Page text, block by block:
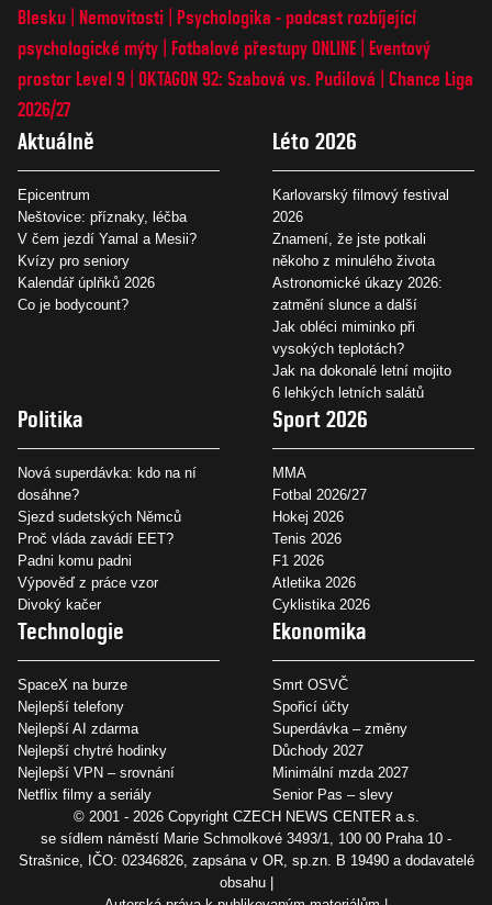
Blesku
Nemovitosti
Psychologika - podcast rozbíjející
psychologické mýty
Fotbalové přestupy ONLINE
Eventový
prostor Level 9 OKTAGON 92: Szabová vs. Pudilová
Chance Liga
2026/27
Aktuálně
Epicentrum
Neštovice: příznaky, léčba
V čem jezdí Yamal a Mesii?
Kvízy pro seniory
Kalendář úplňků 2026
Co je bodycount?
Léto 2026
Karlovarský filmový festival
2026
Znamení, že jste potkali
někoho z minulého života
Astronomické úkazy 2026:
zatmění slunce a další
Jak obléci miminko při
vysokých teplotách?
Jak na dokonalé letní mojito
6 lehkých letních salátů
Politika
Nová superdávka: kdo na ní
dosáhne?
Sjezd sudetských Němců
Proč vláda zavádí EET?
Padni komu padni
Výpověď z práce vzor
Divoký kačer
Sport 2026
MMA
Fotbal 2026/27
Hokej 2026
Tenis 2026
F1 2026
Atletika 2026
Cyklistika 2026
Technologie
SpaceX na burze
Nejlepší telefony
Nejlepší AI zdarma
Nejlepší chytré hodinky
Nejlepší VPN – srovnání
Netflix filmy a seriály
Ekonomika
Smrt OSVČ
Spořicí účty
Superdávka – změny
Důchody 2027
Minimální mzda 2027
Senior Pas – slevy
© 2001 - 2026 Copyright CZECH NEWS CENTER a.s.
se sídlem náměstí Marie Schmolkové 3493/1, 100 00 Praha 10 -
Strašnice, IČO: 02346826, zapsána v OR, sp.zn. B 19490 a dodavatelé
obsahu